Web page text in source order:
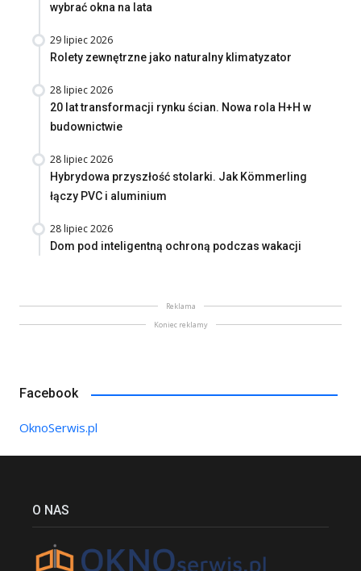
wybrać okna na lata
29 lipiec 2026
Rolety zewnętrzne jako naturalny klimatyzator
28 lipiec 2026
20 lat transformacji rynku ścian. Nowa rola H+H w
budownictwie
28 lipiec 2026
Hybrydowa przyszłość stolarki. Jak Kömmerling
łączy PVC i aluminium
28 lipiec 2026
Dom pod inteligentną ochroną podczas wakacji
Reklama
Koniec reklamy
Facebook
OknoSerwis.pl
O NAS